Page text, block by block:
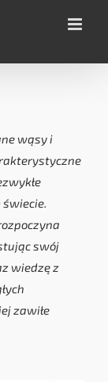
wąsy i
swój
wiedzę z
zawiłe